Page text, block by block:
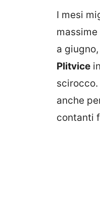
I mesi
massime
a
Plitvice
anche
contanti